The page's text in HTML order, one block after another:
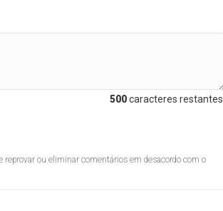
500caracteres restantes.
reprovar ou eliminar comentários em desacordo com o